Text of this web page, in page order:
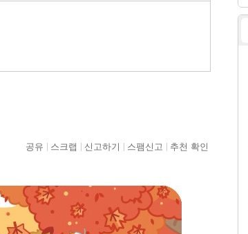
공유 스크랩 신고하기 스팸신고 추천 확인